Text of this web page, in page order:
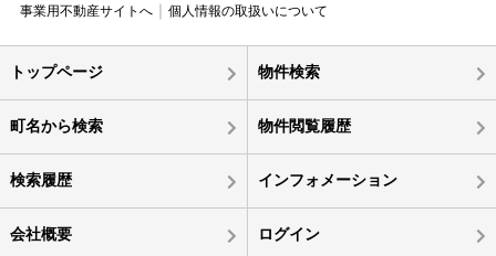
事業用不動産サイトへ
個人情報の取扱いについて
トップページ 物件検索
町名から検索 物件閲覧履歴
検索履歴 インフォメーション
会社概要 ログイン